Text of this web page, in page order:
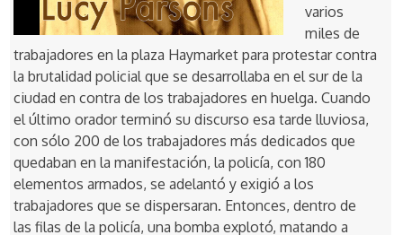
varios
miles de
trabajadores en la plaza Haymarket para protestar contra
la brutalidad policial que se desarrollaba en el sur de la
ciudad en contra de los trabajadores en huelga. Cuando
el último orador terminó su discurso esa tarde lluviosa,
con sólo 200 de los trabajadores más dedicados que
quedaban en la manifestación, la policía, con 180
elementos armados, se adelantó y exigió a los
trabajadores que se dispersaran. Entonces, dentro de
las filas de la policía, una bomba explotó, matando a